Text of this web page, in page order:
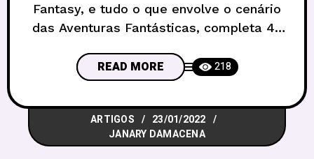
Fantasy, e tudo o que envolve o cenário
das Aventuras Fantásticas, completa 40
estreia – O Feiticeiro da Montanha de
Fogo, em agosto de 1982. E para
comemorar essa marca incrível no
mundo do RPG, os autores Sir Ian
Livingstone e Steve
READ MORE 218
ARTIGOS
23/01/2022
JANARY DAMACENA